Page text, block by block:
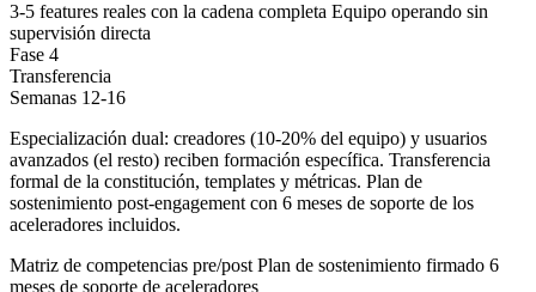
3-5 features reales con la cadena completa Equipo operando sin
supervisión directa
Fase 4
Transferencia
Semanas 12-16
Especialización dual: creadores (10-20% del equipo) y usuarios
avanzados (el resto) reciben formación específica. Transferencia
formal de la constitución, templates y métricas. Plan de
sostenimiento post-engagement con 6 meses de soporte de los
aceleradores incluidos.
Matriz de competencias pre/post Plan de sostenimiento firmado 6
meses de soporte de aceleradores